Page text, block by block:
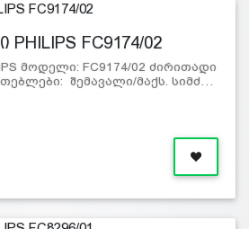
FC9174/02
მოდელი: FC9174/02 ძირითადი
შემავალი/მაქს. სიმძ…